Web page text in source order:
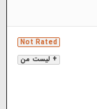
+ لیست من
Not Rated